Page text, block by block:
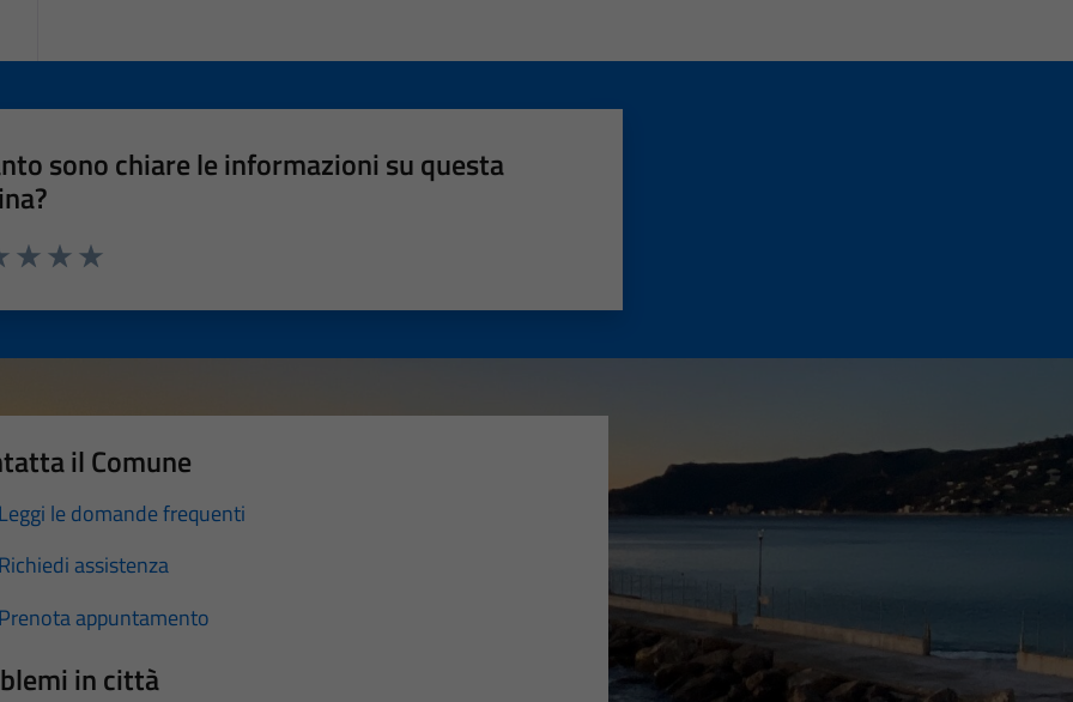
sono chiare le informazioni su questa
il Comune
Leggi le domande frequenti
Richiedi assistenza
Prenota appuntamento
in città